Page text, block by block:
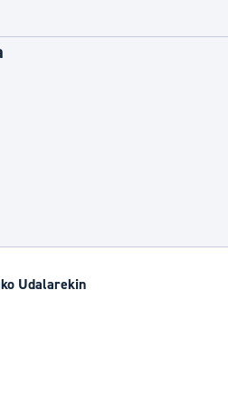
Udalarekin